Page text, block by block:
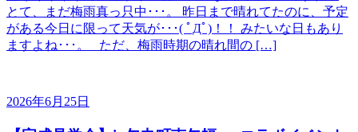
とて、まだ梅雨真っ只中･･･。 昨日まで晴れてたのに、予定
がある今日に限って天気が･･･( ﾟДﾟ)！！ みたいな日もあり
ますよね･･･。 ただ、梅雨時期の晴れ間の […]
2026年6月25日